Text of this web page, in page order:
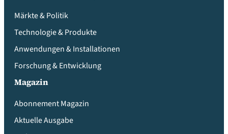
Märkte & Politik
Technologie & Produkte
Anwendungen & Installationen
Forschung & Entwicklung
Magazin
Abonnement Magazin
Aktuelle Ausgabe